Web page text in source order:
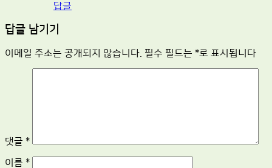
답글
답글 남기기
이메일 주소는 공개되지 않습니다. 필수 필드는 *로 표시됩니다
댓글 *
이름 *